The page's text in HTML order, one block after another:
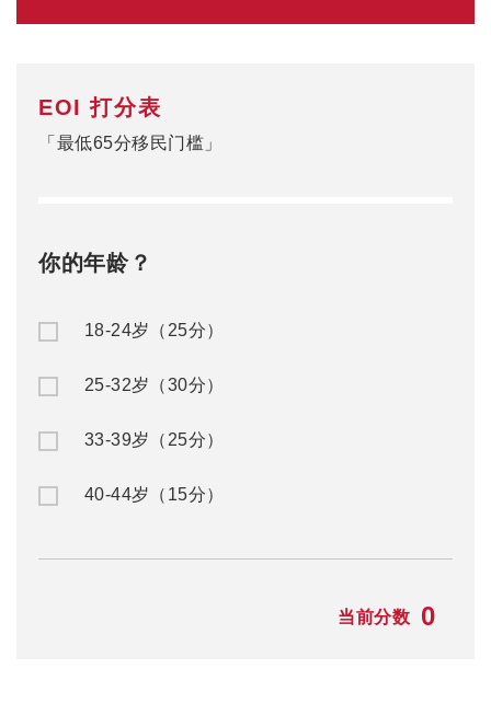
EOI 打分表
「最低65分移民门槛」
你的年龄？
18-24岁（25分）
25-32岁（30分）
33-39岁（25分）
40-44岁（15分）
当前分数 0